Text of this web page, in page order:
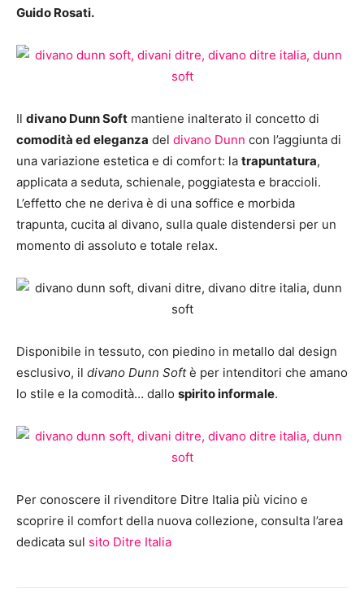
Guido Rosati.
Il divano Dunn Soft mantiene inalterato il concetto di
comodità ed eleganza del divano Dunn con l’aggiunta di
una variazione estetica e di comfort: la trapuntatura,
applicata a seduta, schienale, poggiatesta e braccioli.
L’effetto che ne deriva è di una soffice e morbida
trapunta, cucita al divano, sulla quale distendersi per un
momento di assoluto e totale relax.
Disponibile in tessuto, con piedino in metallo dal design
esclusivo, il divano Dunn Softè per intenditori che amano
lo stile e la comodità… dallo spirito informale.
Per conoscere il rivenditore Ditre Italia più vicino e
scoprire il comfort della nuova collezione, consulta l’area
dedicata sul sito Ditre Italia